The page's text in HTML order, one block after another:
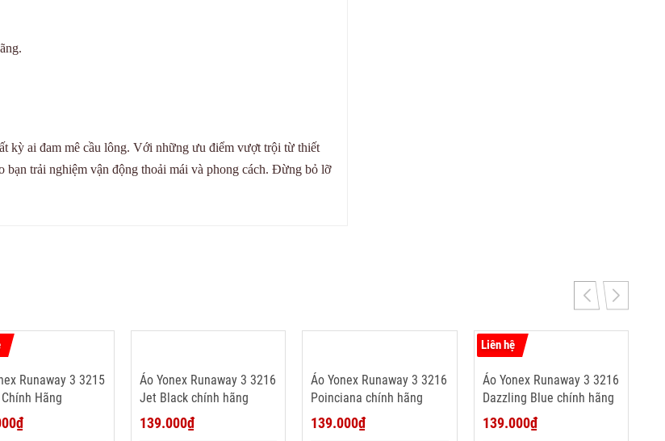
kỳ ai đam mê cầu lông. Với những ưu điểm vượt trội từ thiết
bạn trải nghiệm vận động thoải mái và phong cách. Đừng bỏ lỡ
Runaway 3 3215
Hãng
Áo Yonex Runaway 3 3216
Jet Black chính hãng
139.000₫
Áo Yonex Runaway 3 3216
Poinciana chính hãng
139.000₫
Liên hệ
Áo Yonex Runaway 3 3216
Dazzling Blue chính hãng
139.000₫